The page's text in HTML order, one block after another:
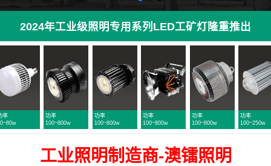
2024年工业级照明专用系列LED工矿灯隆重推出
功率
100~800w
功率
100~800w
功率
100~800w
功率
100~250w
功率
50~300w
工业照明制造商-澳镭照明